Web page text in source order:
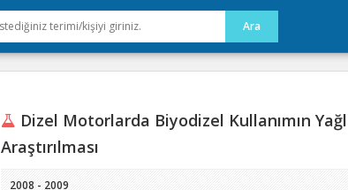
Dizel Motorlarda Biyodizel Kullanımın
Araştırılması
2008 - 2009